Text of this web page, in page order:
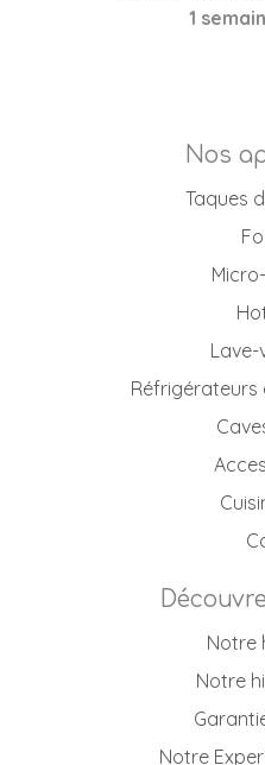
1
Nos
Taques
Lave-
Notre
Notre
Notre